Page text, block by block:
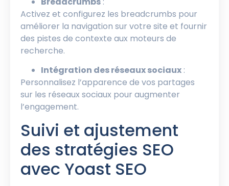
Activez et configurez les breadcrumbs pour
améliorer la navigation sur votre site et fournir
des pistes de contexte aux moteurs de
recherche.
Intégration des réseaux sociaux :
Personnalisez l’apparence de vos partages
sur les réseaux sociaux pour augmenter
l’engagement.
Suivi et ajustement
des stratégies SEO
avec Yoast SEO